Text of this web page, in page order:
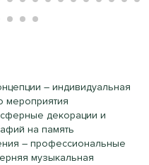
– индивидуальная
мероприятия
декорации и
на память
– профессиональные
музыкальная